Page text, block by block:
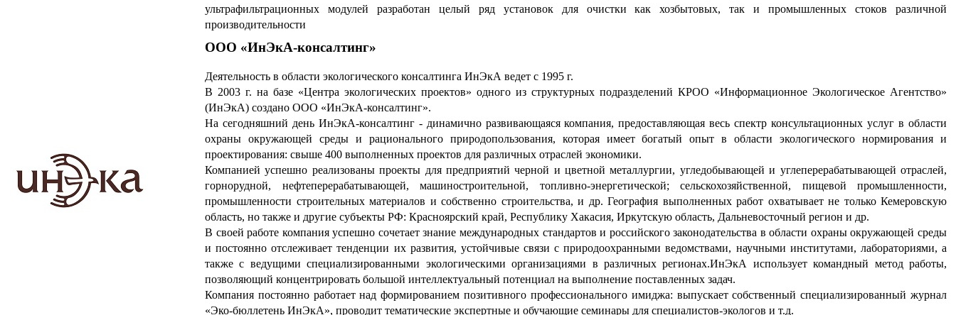
ультрафильтрационных модулей разработан целый ряд установок для очистки как хозбытовых, так и промышленных стоков различной
производительности
ООО «ИнЭкА-консалтинг»
Деятельность в области экологического консалтинга ИнЭкА ведет с 1995 г.
В 2003 г. на базе «Центра экологических проектов» одного из структурных подразделений КРОО «Информационное Экологическое Агентство»
(ИнЭкА) создано ООО «ИнЭкА-консалтинг».
На сегодняшний день ИнЭкА-консалтинг - динамично развивающаяся компания, предоставляющая весь спектр консультационных услуг в области
охраны окружающей среды и рационального природопользования, котораяимеет богатый опыт в области экологического нормирования и
проектирования: свыше 400 выполненных проектов для различных отраслей экономики.
Компанией успешно реализованы проекты для предприятий черной и цветной металлургии, угледобывающей и углеперерабатывающей отраслей,
горнорудной, нефтеперерабатывающей, машиностроительной, топливно-энергетической; сельскохозяйственной, пищевой промышленности,
промышленности строительных материалов и собственно строительства, и др. География выполненных работ охватывает не только Кемеровскую
область, но также и другие субъекты РФ: Красноярский край, Республику Хакасия, Иркутскую область, Дальневосточный регион и др.
В своей работе компания успешно сочетает знание международных стандартов и российского законодательства в области охраны окружающей среды
и постоянно отслеживает тенденции их развития, устойчивые связи с природоохранными ведомствами, научными институтами, лабораториями, а
также с ведущими специализированными экологическими организациями в различных регионах.ИнЭкА использует командный метод работы,
позволяющий концентрировать большой интеллектуальный потенциал на выполнение поставленных задач.
Компания постоянно работает над формированием позитивного профессионального имиджа: выпускает собственный специализированный журнал
«Эко-бюллетень ИнЭкА», проводит тематические экспертные и обучающие семинары для специалистов-экологов и т.д.